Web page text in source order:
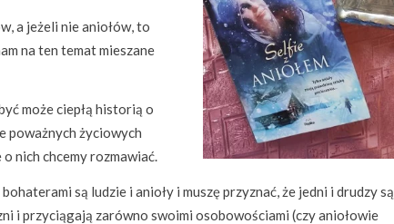
a jeżeli nie aniołów, to
na ten temat mieszane
może ciepłą historią o
poważnych życiowych
nich chcemy rozmawiać.
są ludzie i anioły i muszę przyznać, że jedni i drudzy są
i przyciągają zarówno swoimi osobowościami (czy aniołowie